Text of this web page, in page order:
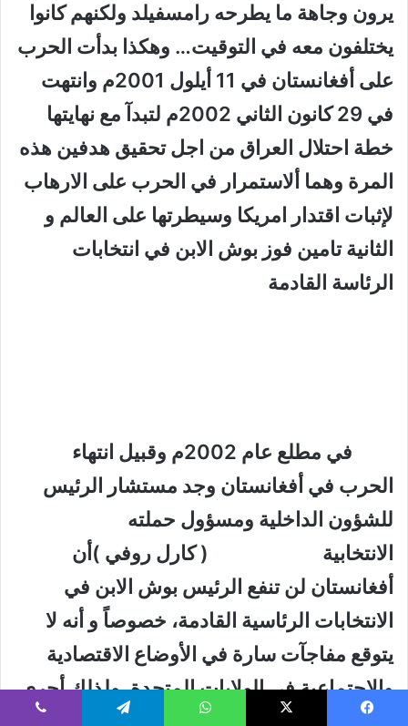
يرون وجاهة ما يطرحه رامسفيلد ولكنهم كانوا
يختلفون معه في التوقيت… وهكذا بدأت الحرب
على أفغانستان في 11 أيلول 2001م وانتهت
في 29 كانون الثاني 2002م لتبدآ مع نهايتها
خطة احتلال العراق من اجل تحقيق هدفين هذه
المرة وهما ألاستمرار في الحرب على الارهاب
لإثبات اقتدار امريكا وسيطرتها على العالم و
الثانية تامين فوز بوش الابن في انتخابات
الرئاسة القادمة
في مطلع عام 2002م وقبيل انتهاء
الحرب في أفغانستان وجد مستشار الرئيس
للشؤون الداخلية ومسؤول حملته
الانتخابية ( كارل روفي )أن
أفغانستان لن تنفع الرئيس بوش الابن في
الانتخابات الرئاسية القادمة، خصوصاً و أنه لا
يتوقع مفاجآت سارة في الأوضاع الاقتصادية
والاجتماعية في الولايات المتحدة. ولذلك أجرى